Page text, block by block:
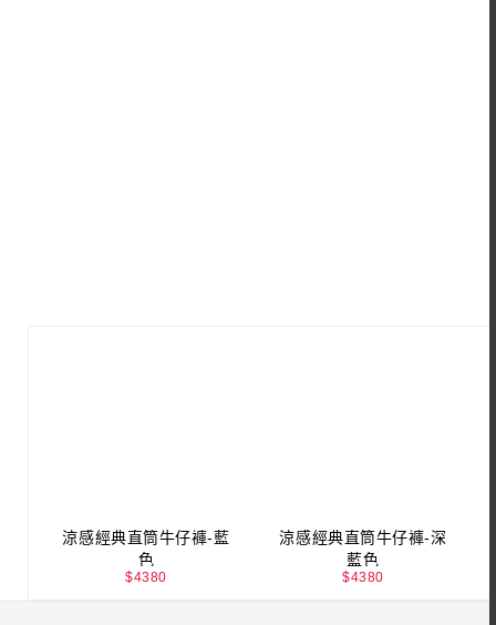
涼感經典直筒牛仔褲-藍
色
$4380
涼感經典直筒牛仔褲-深
藍色
$4380